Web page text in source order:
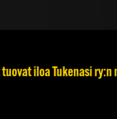
iloa Tukenasi